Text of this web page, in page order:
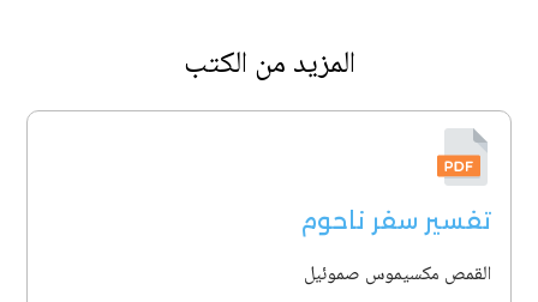
المزيد من الكتب
تفسير سفر ناحوم
القمص مكسيموس صموئيل